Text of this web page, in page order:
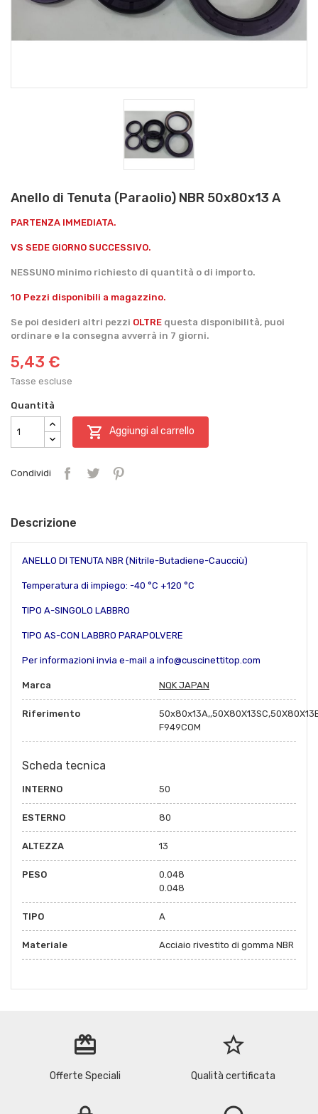
Anello di Tenuta (Paraolio) NBR 50x80x13 A
PARTENZA IMMEDIATA.
VS SEDE GIORNO SUCCESSIVO.
NESSUNO minimo richiesto di quantità o di importo.
10 Pezzi disponibili a magazzino.
Se poi desideri altri pezzi OLTRE questa disponibilità, puoi
ordinare e la consegna avverrà in 7 giorni.
5,43 €
Tasse escluse
Quantità
 Aggiungi al carrello
Condividi
Descrizione
ANELLO DI TENUTA NBR (Nitrile-Butadiene-Caucciù)
Temperatura di impiego: -40 °C +120 °C
TIPO A-SINGOLO LABBRO
TIPO AS-CON LABBRO PARAPOLVERE
Per informazioni invia e-mail a info@cuscinettitop.com
Marca NQK JAPAN
Riferimento
F949COM
Scheda tecnica
INTERNO 50
ESTERNO 80
ALTEZZA 13
PESO
0.048
0.048
TIPO A
Materiale Acciaio rivestito di gomma NBR
redeem
Offerte Speciali
star_border
Qualità certificata